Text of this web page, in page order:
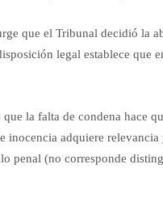
que el Tribunal decidió la
legal establece que
la falta de condena hace
inocencia adquiere
penal (no corresponde